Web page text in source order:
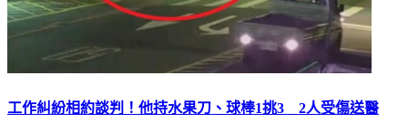
工作糾紛相約談判！他持水果刀、球棒1挑3 2人受傷送醫